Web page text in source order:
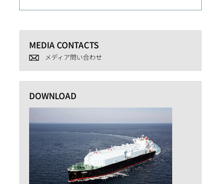
MEDIA CONTACTS
メディア問い合わせ
DOWNLOAD